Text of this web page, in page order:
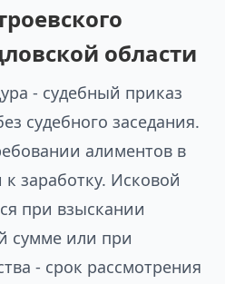
области
- судебный приказ
судебного заседания.
алиментов в
заработку. Исковой
при взыскании
сумме или при
- срок рассмотрения